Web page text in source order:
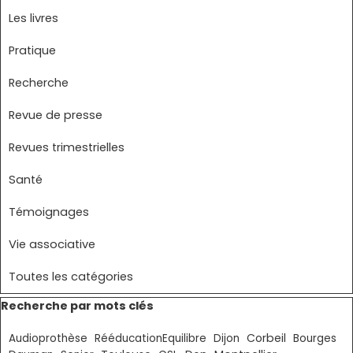
Les livres
Pratique
Recherche
Revue de presse
Revues trimestrielles
Santé
Témoignages
Vie associative
Toutes les catégories
Sauter le bloc Recherche par mots clés
Recherche par mots clés
Audioprothèse RééducationEquilibre Dijon Corbeil Bourges